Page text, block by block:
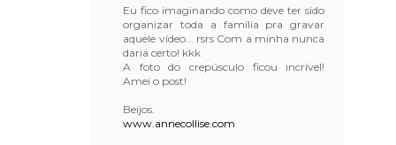
Eu fico imaginando como deve ter sido
organizar toda a família pra gravar
aquele vídeo... rsrs Com a minha nunca
daria certo! kkk
A foto do crepúsculo ficou incrível!
Amei o post!
Beijos.
www.annecollise.com